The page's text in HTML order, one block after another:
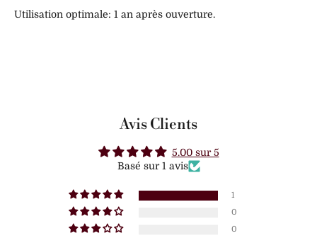
Utilisation optimale: 1 an après ouverture.
Avis Clients
5.00 sur 5
Basé sur 1 avis
1
0
0